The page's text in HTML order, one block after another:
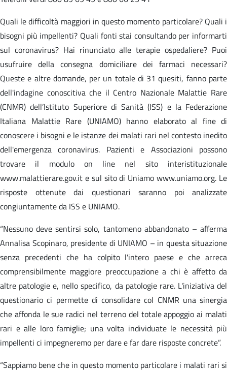
Quali le difficoltà maggiori in questo momento particolare? Quali i
bisogni più impellenti? Quali fonti stai consultando per informarti
sul coronavirus? Hai rinunciato alle terapie ospedaliere? Puoi
usufruire della consegna domiciliare dei farmaci necessari?
Queste e altre domande, per un totale di 31 quesiti, fanno parte
dell'indagine conoscitiva che il Centro Nazionale Malattie Rare
(CNMR) dell’Istituto Superiore di Sanità (ISS) e la Federazione
Italiana Malattie Rare (UNIAMO) hanno elaborato al fine di
conoscere i bisogni e le istanze dei malati rari nel contesto inedito
dell'emergenza coronavirus. Pazienti e Associazioni possono
trovare il modulo on line nel sito interistituzionale
www.malattierare.gov.it e sul sito di Uniamo www.uniamo.org. Le
risposte ottenute dai questionari saranno poi analizzate
congiuntamente da ISS e UNIAMO.
“Nessuno deve sentirsi solo, tantomeno abbandonato – afferma
Annalisa Scopinaro, presidente di UNIAMO – in questa situazione
senza precedenti che ha colpito l'intero paese e che arreca
comprensibilmente maggiore preoccupazione a chi è affetto da
altre patologie e, nello specifico, da patologie rare. L'iniziativa del
questionario ci permette di consolidare col CNMR una sinergia
che affonda le sue radici nel terreno del totale appoggio ai malati
rari e alle loro famiglie; una volta individuate le necessità più
impellenti ci impegneremo per dare e far dare risposte concrete”.
“Sappiamo bene che in questo momento particolare i malati rari si